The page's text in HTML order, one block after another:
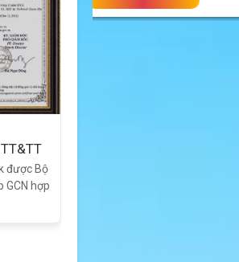
được Bộ
GCN hợp